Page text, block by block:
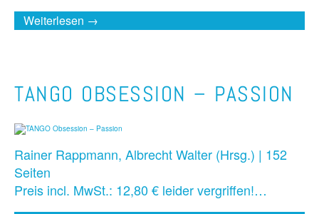
Weiterlesen →
TANGO OBSESSION – PASSION
Rainer Rappmann, Albrecht Walter (Hrsg.) | 152
Seiten
Preis incl. MwSt.: 12,80 € leider vergriffen!…